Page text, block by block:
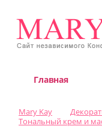
Главная
Mary Kay
Тональный крем и